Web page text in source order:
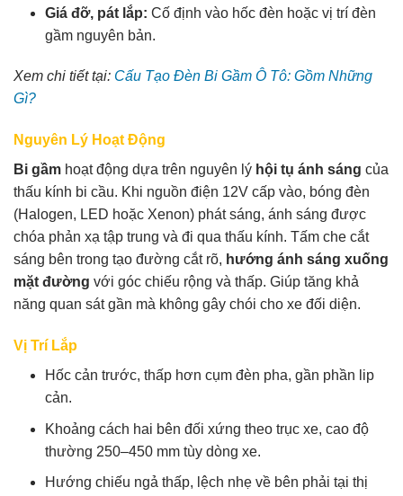
Giá đỡ, pát lắp: Cố định vào hốc đèn hoặc vị trí đèn
gầm nguyên bản.
Xem chi tiết tại: Cấu Tạo Đèn Bi Gầm Ô Tô: Gồm Những
Gì?
Nguyên Lý Hoạt Động
Bi gầm hoạt động dựa trên nguyên lý hội tụ ánh sáng của
thấu kính bi cầu. Khi nguồn điện 12V cấp vào, bóng đèn
(Halogen, LED hoặc Xenon) phát sáng, ánh sáng được
chóa phản xạ tập trung và đi qua thấu kính. Tấm che cắt
sáng bên trong tạo đường cắt rõ, hướng ánh sáng xuống
mặt đường với góc chiếu rộng và thấp. Giúp tăng khả
năng quan sát gần mà không gây chói cho xe đối diện.
Vị Trí Lắp
Hốc cản trước, thấp hơn cụm đèn pha, gần phần lip
cản.
Khoảng cách hai bên đối xứng theo trục xe, cao độ
thường 250–450 mm tùy dòng xe.
Hướng chiếu ngả thấp, lệch nhẹ về bên phải tại thị